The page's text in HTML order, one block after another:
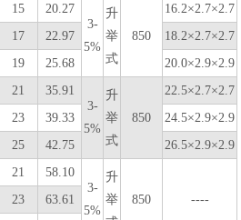
15
20.27
3-
5%
升
举
式
850
16.2×2.7×2.7
17 22.97
18.2×2.7×2.7
19 25.68
20.0×2.9×2.9
21
35.91
3-
5%
升
举
式
850
22.5×2.7×2.7
23 39.33
24.5×2.9×2.9
25 42.75
26.5×2.9×2.9
21
58.10
3-
5%
升
举
850 ----
23
63.61